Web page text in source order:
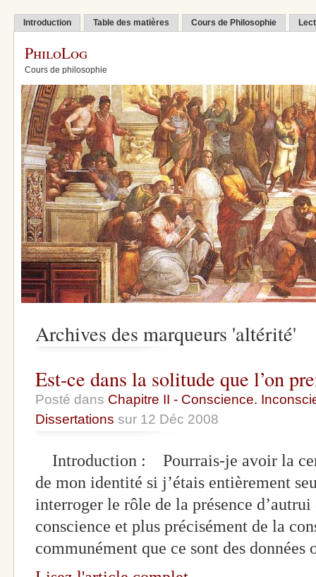
Introduction Table des matières Cours de Philosophie
PhiloLog
Cours de philosophie
Archives des marqueurs 'altérité'
Est-ce dans la solitude que l’on
Posté dans Chapitre II - Conscience.
Dissertations sur 12 Déc 2008
Introduction : Pourrais-je avoir la
de mon identité si j’étais entièrement
interroger le rôle de la présence
conscience et plus précisément de la
communément que ce sont des